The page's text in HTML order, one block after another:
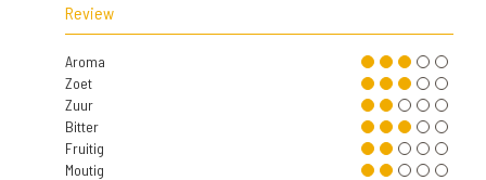
Review
Aroma
Zoet
Zuur
Bitter
Fruitig
Moutig